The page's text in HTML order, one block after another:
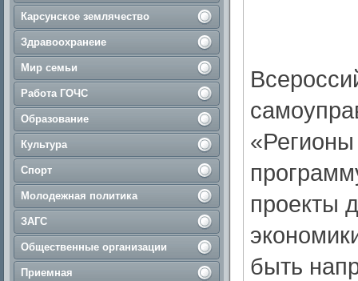
Карсунское землячество
Здравоохранеие
Мир семьи
Работа ГОЧС
Образование
Культура
Спорт
Молодежная политика
ЗАГС
Общественные организации
Приемная
проекты
быть